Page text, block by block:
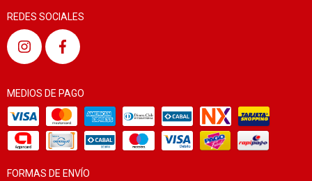
REDES SOCIALES
MEDIOS DE PAGO
FORMAS DE ENVÍO